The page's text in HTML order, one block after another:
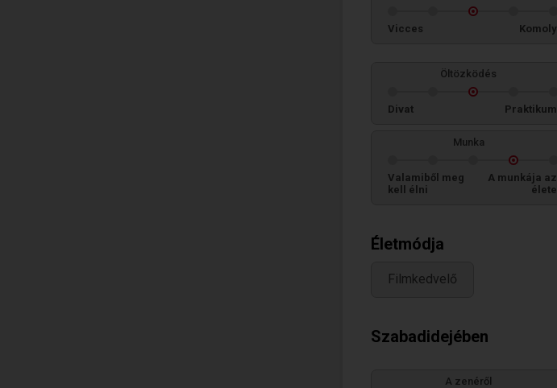
Vicces Komoly
Öltözködés
Divat Praktikum
Munka
Valamiből meg
kell élni
A munkája az
élete
Életmódja
Filmkedvelő
Szabadidejében
A zenéről